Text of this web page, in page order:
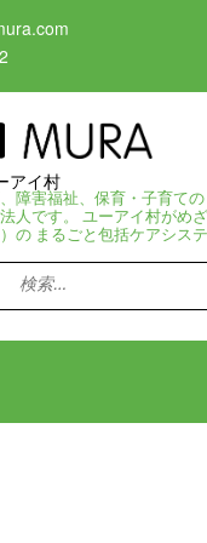
アイ村
障害福祉、保育・子育て
人です。 ユーアイ村がめ
の まるごと包括ケアシステ
検
索: